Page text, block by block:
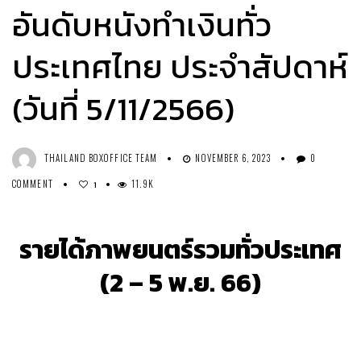
อันดับหนังทำเงินทั่ว
ประเทศไทย ประจำสัปดาห์
(วันที่ 5/11/2566)
THAILAND BOXOFFICE TEAM NOVEMBER 6, 2023
0
COMMENT
1 11.9K
รายได้ภาพยนตร์รวมทั่วประเทศ
(2 – 5 พ.ย. 66)